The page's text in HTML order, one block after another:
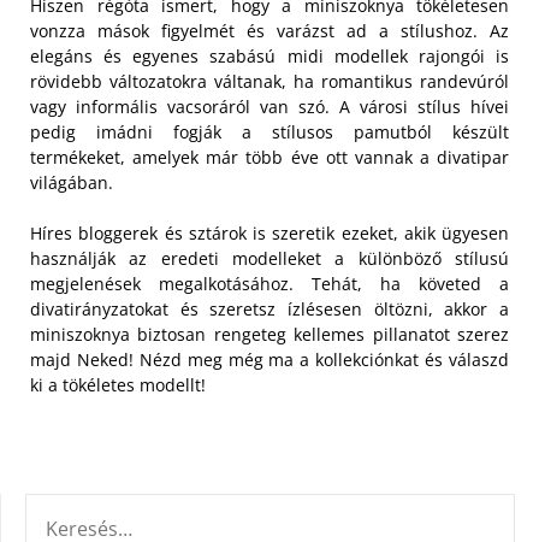
Hiszen régóta ismert, hogy a miniszoknya tökéletesen
vonzza mások figyelmét és varázst ad a stílushoz. Az
elegáns és egyenes szabású midi modellek rajongói is
rövidebb változatokra váltanak, ha romantikus randevúról
vagy informális vacsoráról van szó. A városi stílus hívei
pedig imádni fogják a stílusos pamutból készült
termékeket, amelyek már több éve ott vannak a divatipar
világában.
Híres bloggerek és sztárok is szeretik ezeket, akik ügyesen
használják az eredeti modelleket a különböző stílusú
megjelenések megalkotásához. Tehát, ha követed a
divatirányzatokat és szeretsz ízlésesen öltözni, akkor a
miniszoknya biztosan rengeteg kellemes pillanatot szerez
majd Neked! Nézd meg még ma a kollekciónkat és válaszd
ki a tökéletes modellt!